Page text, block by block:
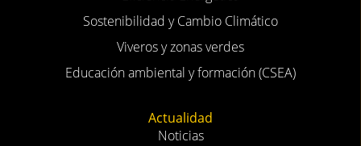
Sostenibilidad y Cambio Climático
Viveros y zonas verdes
Educación ambiental y formación (CSEA)
Actualidad
Noticias